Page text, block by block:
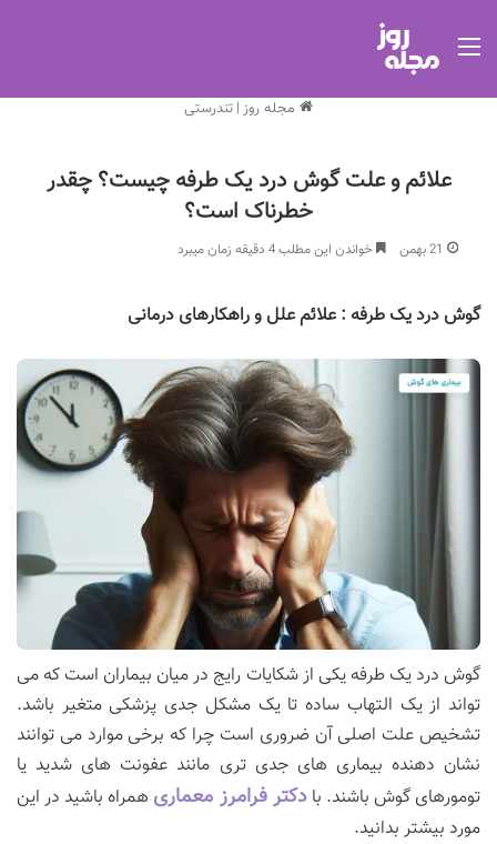
مجله روز | تندرستی
علائم و علت گوش درد یک طرفه چیست؟ چقدر
خطرناک است؟
21 بهمن خواندن این مطلب 4 دقیقه زمان میبرد
گوش درد یک طرفه : علائم علل و راهکارهای درمانی
گوش درد یک طرفه یکی از شکایات رایج در میان بیماران است که می
تواند از یک التهاب ساده تا یک مشکل جدی پزشکی متغیر باشد.
تشخیص علت اصلی آن ضروری است چرا که برخی موارد می توانند
نشان دهنده بیماری های جدی تری مانند عفونت های شدید یا
تومورهای گوش باشند. بادکتر فرامرز معماری همراه باشید در این
مورد بیشتر بدانید.